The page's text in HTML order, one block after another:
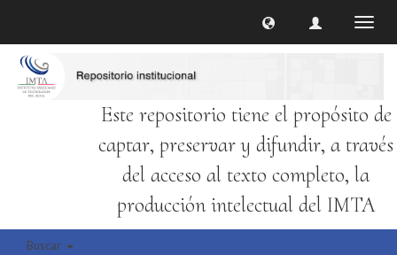
Este repositorio tiene el propósito de
captar, preservar y difundir, a través
del acceso al texto completo, la
producción intelectual del IMTA
Buscar